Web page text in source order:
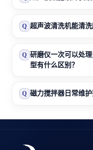
Q 超声波清洗机能清洗
Q 研磨仪一次可以处
型有什么区别？
Q 磁力搅拌器日常维